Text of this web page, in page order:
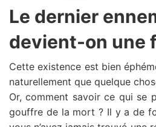
Le dernier
devient-on une
Cette existence est bien
naturellement que quelque
Or, comment savoir ce qui se
gouffre de la mort ? Il y a de